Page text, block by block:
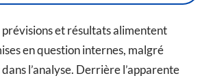
et résultats alimentent
en question internes, malgré
l’analyse. Derrière l’apparente